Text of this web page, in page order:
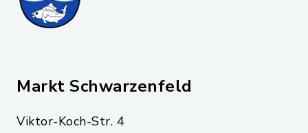
Markt Schwarzenfeld
Viktor-Koch-Str. 4